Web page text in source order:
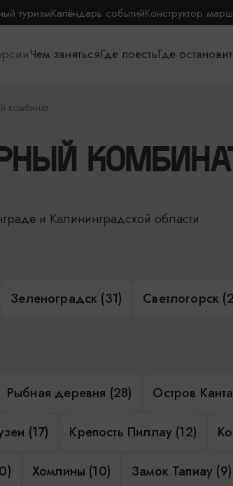
туризмКалендарь событийКонструктор
Чем занятьсяГде поестьГде
комбинат
и Калининградской области
Зеленоградск (31) Светлогорск
Рыбная деревня (28) Остров
(17) Крепость Пиллау (12)
Хомлины (10) Замок Тапиау (9)